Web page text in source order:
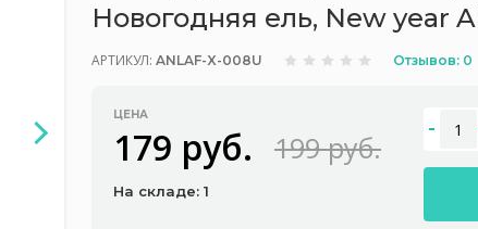
Новогодняя ель, New year
АРТИКУЛ: ANLAF-X-008U Отзывов: 0
ЦЕНА
179 руб. 199 руб.
На складе: 1